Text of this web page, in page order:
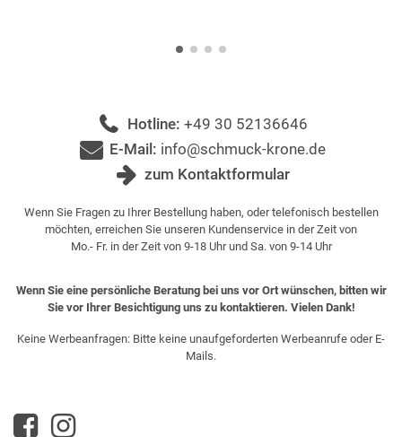
Hotline: +49 30 52136646
E-Mail: info@schmuck-krone.de
zum Kontaktformular
Wenn Sie Fragen zu Ihrer Bestellung haben, oder telefonisch bestellen
möchten, erreichen Sie unseren Kundenservice in der Zeit von
Mo.- Fr. in der Zeit von 9-18 Uhr und Sa. von 9-14 Uhr
Wenn Sie eine persönliche Beratung bei uns vor Ort wünschen, bitten wir
Sie vor Ihrer Besichtigung uns zu kontaktieren. Vielen Dank!
Keine Werbeanfragen: Bitte keine unaufgeforderten Werbeanrufe oder E-
Mails.